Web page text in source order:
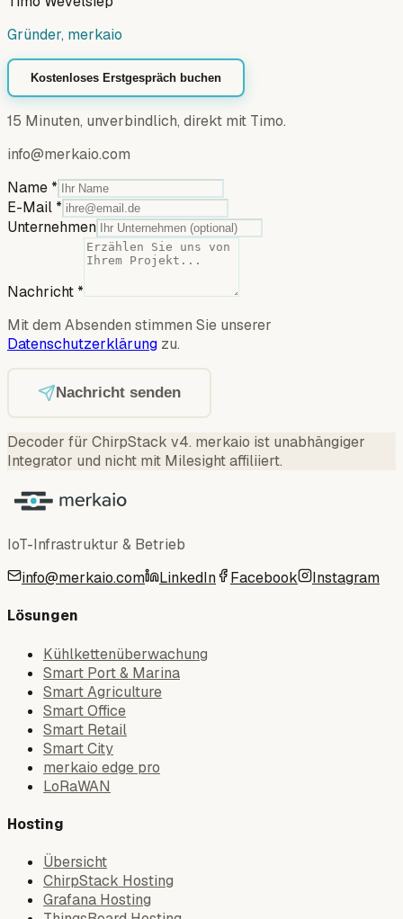
Gründer, merkaio
Kostenloses Erstgespräch buchen
15 Minuten, unverbindlich, direkt mit Timo.
info@merkaio.com
Name *
E-Mail *
Unternehmen
Nachricht *
Mit dem Absenden stimmen Sie unserer
Datenschutzerklärung zu.
Nachricht senden
Decoder für ChirpStack v4. merkaio ist unabhängiger
Integrator und nicht mit Milesight affiliiert.
IoT-Infrastruktur & Betrieb
info@merkaio.com
LinkedIn Facebook Instagram
Lösungen
Kühlkettenüberwachung
Smart Port & Marina
Smart Agriculture
Smart Office
Smart Retail
Smart City
merkaio edge pro
LoRaWAN
Hosting
Übersicht
ChirpStack Hosting
Grafana Hosting